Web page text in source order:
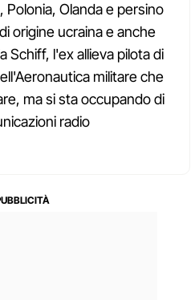
Polonia, Olanda e persino
origine ucraina e anche
Schiff, l'ex allieva pilota di
militare che
ma si sta occupando di
radio